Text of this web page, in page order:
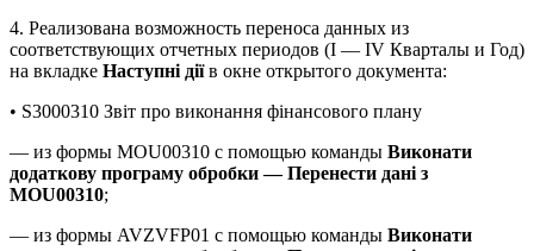
4. Реализована возможность переноса данных из
соответствующих отчетных периодов (І — IV Кварталы и Год)
на вкладке Наступні діїв окне открытого документа:
• S3000310 Звіт про виконання фінансового плану
— из формы MOU00310 с помощью команды Виконати
додаткову програму обробки — Перенести дані з
MOU00310;
— из формы AVZVFP01 с помощью команды Виконати